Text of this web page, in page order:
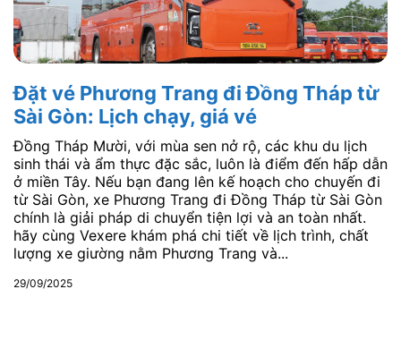
Đặt vé Phương Trang đi Đồng Tháp từ
Sài Gòn: Lịch chạy, giá vé
Đồng Tháp Mười, với mùa sen nở rộ, các khu du lịch
sinh thái và ẩm thực đặc sắc, luôn là điểm đến hấp dẫn
ở miền Tây. Nếu bạn đang lên kế hoạch cho chuyến đi
từ Sài Gòn, xe Phương Trang đi Đồng Tháp từ Sài Gòn
chính là giải pháp di chuyển tiện lợi và an toàn nhất.
hãy cùng Vexere khám phá chi tiết về lịch trình, chất
lượng xe giường nằm Phương Trang và...
29/09/2025